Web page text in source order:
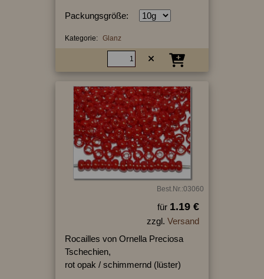
Packungsgröße:
Kategorie: Glanz
Best.Nr.:03060
für 1.19 €
zzgl. Versand
Rocailles von Ornella Preciosa
Tschechien,
rot opak / schimmernd (lüster)